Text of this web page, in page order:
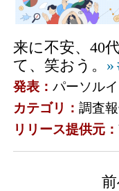
来に不安、40
て、笑おう。 »
発表： パーソル
カテゴリ： 調査
リリース提供元：